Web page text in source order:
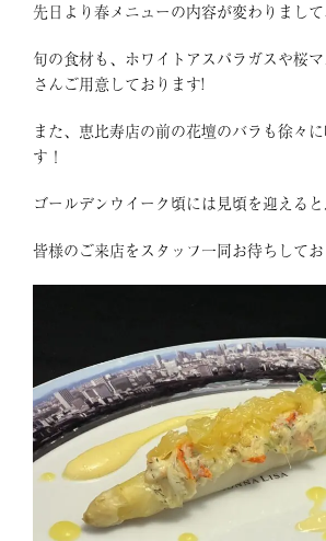
先日より春メニューの内容が変わりまして
旬の食材も、ホワイトアスパラガスや桜
さんご用意しております!
また、恵比寿店の前の花壇のバラも徐々
す！
ゴールデンウイーク頃には見頃を迎えると
皆様のご来店をスタッフ一同お待ちしてお